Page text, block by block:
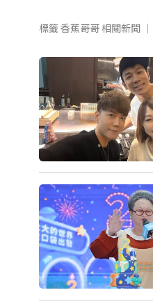
標籤 香蕉哥哥 相關新聞